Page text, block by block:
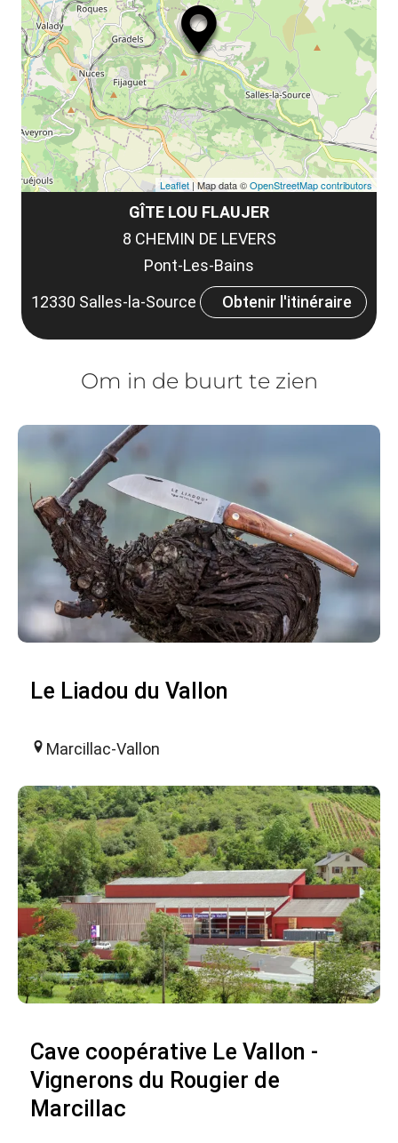
GÎTE LOU FLAUJER
8 CHEMIN DE LEVERS
Pont-Les-Bains
12330 Salles-la-Source
Obtenir l'itinéraire
Leaflet | Map data ©OpenStreetMap contributors
Om in de buurt te zien
Le Liadou du Vallon
Marcillac-Vallon
Cave coopérative Le Vallon -
Vignerons du Rougier de
Marcillac